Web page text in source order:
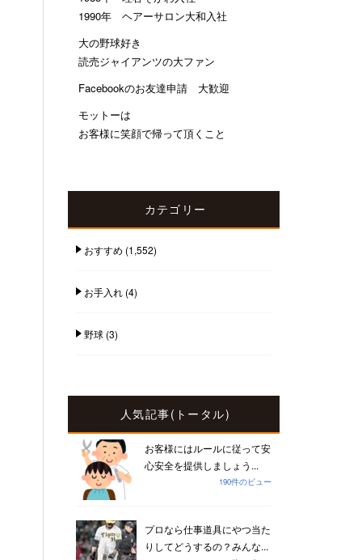
1990年 ヘアーサロン大和入社
大の野球好き
読売ジャイアンツの大ファン
Facebookのお友達申請 大歓迎
モットーは
お客様に笑顔で帰って頂くこと
カテゴリー
おすすめ (1,552)
お手入れ(4)
野球(3)
人気記事(トータル)
お客様にはルールに従って安
心安全を提供しましょう...
190件のビュー
プロなら仕事道具にやつ当た
りしてどうするの？みんな...